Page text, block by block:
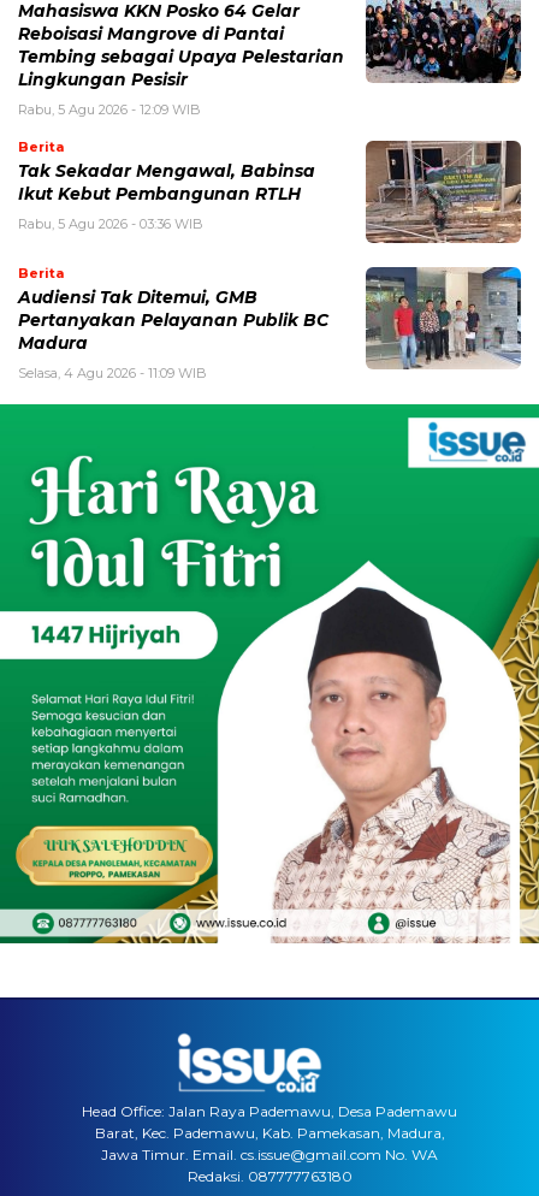
Mahasiswa KKN Posko 64 Gelar
Reboisasi Mangrove di Pantai
Tembing sebagai Upaya Pelestarian
Lingkungan Pesisir
Rabu, 5 Agu 2026 - 12:09 WIB
Berita
Tak Sekadar Mengawal, Babinsa
Ikut Kebut Pembangunan RTLH
Rabu, 5 Agu 2026 - 03:36 WIB
Berita
Audiensi Tak Ditemui, GMB
Pertanyakan Pelayanan Publik BC
Madura
Selasa, 4 Agu 2026 - 11:09 WIB
Head Office: Jalan Raya Pademawu, Desa Pademawu
Barat, Kec. Pademawu, Kab. Pamekasan, Madura,
Jawa Timur. Email. cs.issue@gmail.com No. WA
Redaksi. 087777763180